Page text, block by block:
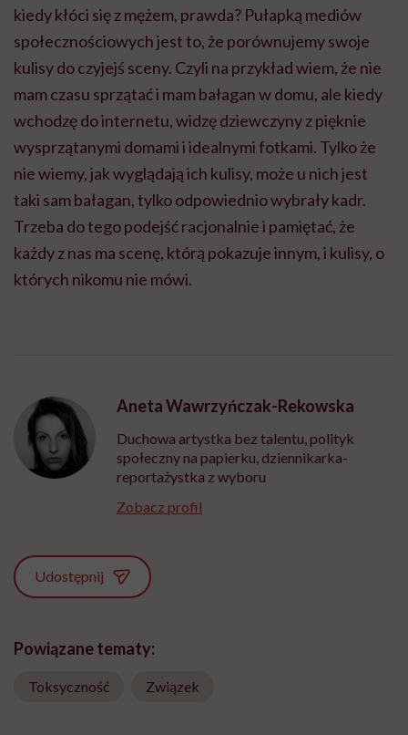
kiedy kłóci się z mężem, prawda? Pułapką mediów
społecznościowych jest to, że porównujemy swoje
kulisy do czyjejś sceny. Czyli na przykład wiem, że nie
mam czasu sprzątać i mam bałagan w domu, ale kiedy
wchodzę do internetu, widzę dziewczyny z pięknie
wysprzątanymi domami i idealnymi fotkami. Tylko że
nie wiemy, jak wyglądają ich kulisy, może u nich jest
taki sam bałagan, tylko odpowiednio wybrały kadr.
Trzeba do tego podejść racjonalnie i pamiętać, że
każdy z nas ma scenę, którą pokazuje innym, i kulisy, o
których nikomu nie mówi.
Aneta Wawrzyńczak-Rekowska
Duchowa artystka bez talentu, polityk
społeczny na papierku, dziennikarka-
reportażystka z wyboru
Zobacz profil
Udostępnij
Powiązane tematy:
Toksyczność Związek